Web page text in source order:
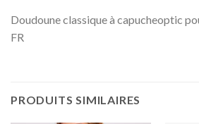
Doudoune classique à capucheoptic
FR
PRODUITS SIMILAIRES